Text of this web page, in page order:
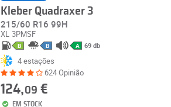
Kleber Quadraxer 3
215/60 R16 99H
XL 3PMSF
B B A 69 db
4 estações
624 Opinião
124,09 €
EM STOCK